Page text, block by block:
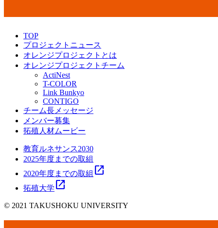
TOP
プロジェクトニュース
オレンジプロジェクトとは
オレンジプロジェクトチーム
ActiNest
T-COLOR
Link Bunkyo
CONTIGO
チーム長メッセージ
メンバー募集
拓殖人材ムービー
教育ルネサンス2030
2025年度までの取組
2020年度までの取組 open_in_new
拓殖大学 open_in_new
© 2021 TAKUSHOKU UNIVERSITY